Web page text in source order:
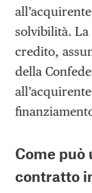
solvibilità. La
credito,
della
Come può
contratto